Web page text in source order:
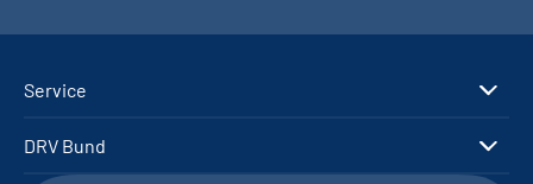
Service
DRV Bund